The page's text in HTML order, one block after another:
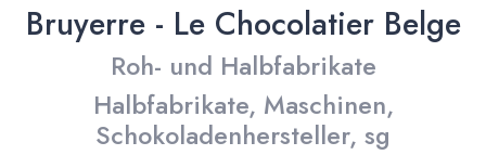
Bruyerre - Le Chocolatier Belge
Roh- und Halbfabrikate
Halbfabrikate, Maschinen,
Schokoladenhersteller, sg